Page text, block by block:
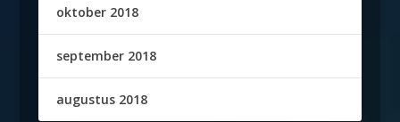
oktober 2018
september 2018
augustus 2018